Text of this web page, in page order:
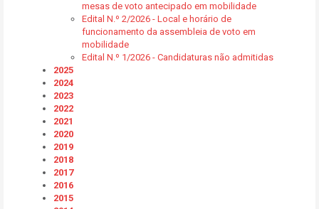
mesas de voto antecipado em mobilidade
Edital N.º 2/2026 - Local e horário de
funcionamento da assembleia de voto em
mobilidade
Edital N.º 1/2026 - Candidaturas não admitidas
2025
2024
2023
2022
2021
2020
2019
2018
2017
2016
2015